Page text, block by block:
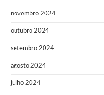
novembro 2024
outubro 2024
setembro 2024
agosto 2024
julho 2024